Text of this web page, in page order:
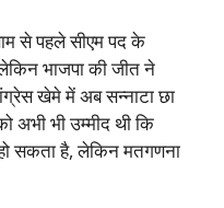
से पहले सीएम पद के
भाजपा की जीत ने
खेमे में अब सन्नाटा छा
अभी भी उम्मीद थी कि
सकता है, लेकिन मतगणना